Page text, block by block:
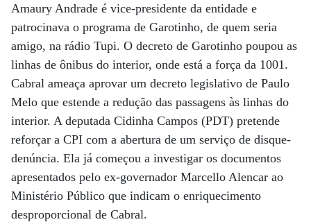
Amaury Andrade é vice-presidente da entidade e
patrocinava o programa de Garotinho, de quem seria
amigo, na rádio Tupi. O decreto de Garotinho poupou as
linhas de ônibus do interior, onde está a força da 1001.
Cabral ameaça aprovar um decreto legislativo de Paulo
Melo que estende a redução das passagens às linhas do
interior. A deputada Cidinha Campos (PDT) pretende
reforçar a CPI com a abertura de um serviço de disque-
denúncia. Ela já começou a investigar os documentos
apresentados pelo ex-governador Marcello Alencar ao
Ministério Público que indicam o enriquecimento
desproporcional de Cabral.